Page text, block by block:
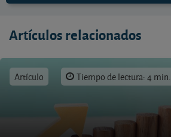
Artículos relacionados
Artículo Tiempo de lectura: 4 min.